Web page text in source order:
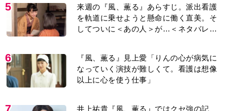
5
来週の『風、薫る』あらすじ。派出看護
を軌道に乗せようと懸命に働く直美。そ
してついに＜あの人＞が…＜ネタバレあ
6
『風、薫る』見上愛「りんの心が病気に
なっていく演技が難しくて。看護は想像
以上に心を使う仕事」
井上祐貴『風、薫る』ではクセ強の記